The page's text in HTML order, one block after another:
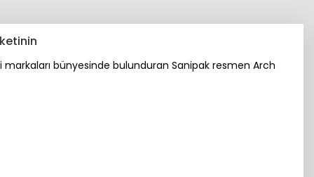
markaları bünyesinde bulunduran Sanipak resmen Arch